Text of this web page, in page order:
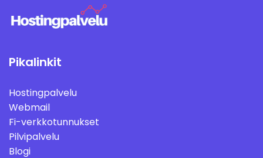
Pikalinkit
Hostingpalvelu
Webmail
Fi-verkkotunnukset
Pilvipalvelu
Blogi